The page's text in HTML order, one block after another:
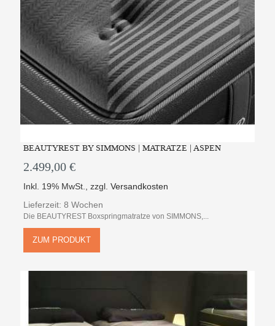
BEAUTYREST BY SIMMONS | MATRATZE | ASPEN
2.499,00 €
Inkl. 19% MwSt. ,zzgl.Versandkosten
Lieferzeit: 8 Wochen
Die BEAUTYREST Boxspringmatratze von SIMMONS,...
ZUM PRODUKT